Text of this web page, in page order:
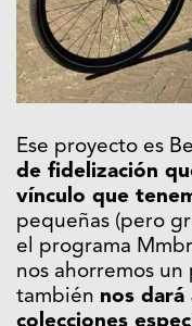
Ese proyecto es
de fidelización
vínculo que
pequeñas (pero
el programa
nos ahorremos
también nos dará